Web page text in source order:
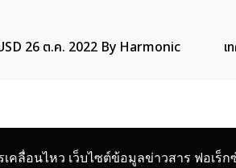
26 ต.ค. 2022 By Harmonic
เ
คลื่อนไหว เว็บไซต์ข้อมูลข่าวสาร ฟอเร็